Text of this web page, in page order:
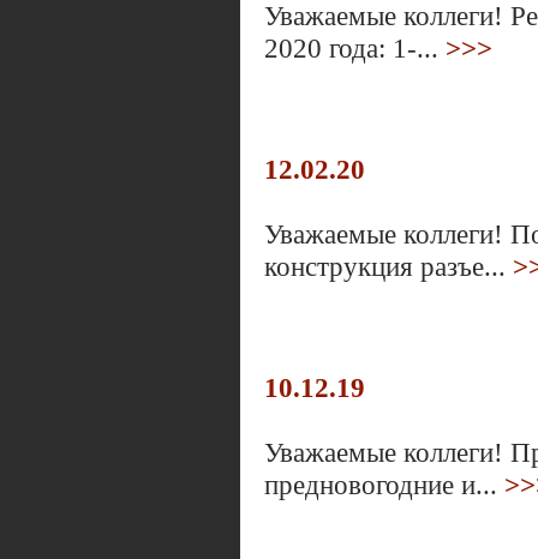
Уважаемые коллеги!
2020 года: 1-... >>>
12.02.20
Уважаемые коллеги!
конструкция разъе...
10.12.19
Уважаемые коллеги!
предновогодние и...